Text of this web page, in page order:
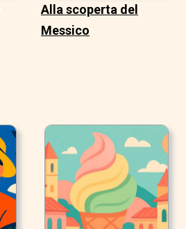
Alla scoperta del
Messico